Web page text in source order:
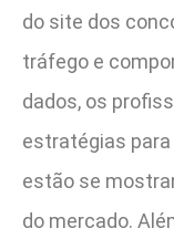
do site dos
tráfego e
dados, os
estratégias
estão se
do mercado.